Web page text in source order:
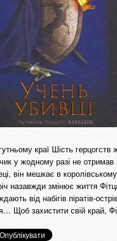
краї Шість
у жодному разі не отримав
він мешкає в
назавжди змінює життя
від набігів піратів-
Щоб захистити свій край,